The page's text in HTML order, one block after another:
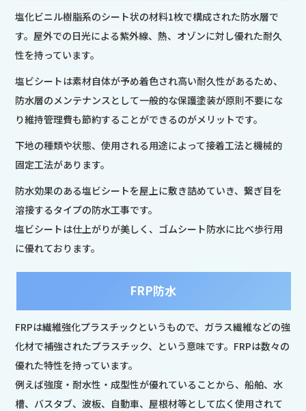
塩化ビニル樹脂系のシート状の材料1枚で構成された防水層で
す。屋外での日光による紫外線、熱、オゾンに対し優れた耐久
性を持っています。
塩ビシートは素材自体が予め着色され高い耐久性があるため、
防水層のメンテナンスとして一般的な保護塗装が原則不要にな
り維持管理費も節約することができるのがメリットです。
下地の種類や状態、使用される用途によって接着工法と機械的
固定工法があります。
防水効果のある塩ビシートを屋上に敷き詰めていき、繋ぎ目を
溶接するタイプの防水工事です。
塩ビシートは仕上がりが美しく、ゴムシート防水に比べ歩行用
に優れております。
FRP防水
FRPは繊維強化プラスチックというもので、ガラス繊維などの強
化材で補強されたプラスチック、という意味です。FRPは数々の
優れた特性を持っています。
例えば強度・耐水性・成型性が優れていることから、船舶、水
槽、バスタブ、波板、自動車、屋根材等として広く使用されて